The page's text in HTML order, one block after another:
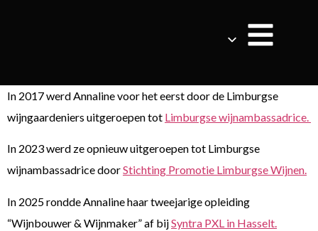
In 2017 werd Annaline voor het eerst door de Limburgse
wijngaardeniers uitgeroepen tot Limburgse wijnambassadrice.
In 2023 werd ze opnieuw uitgeroepen tot Limburgse
wijnambassadrice doorStichting Promotie Limburgse Wijnen.
In 2025 rondde Annaline haar tweejarige opleiding
“Wijnbouwer & Wijnmaker” af bijSyntra PXL in Hasselt.